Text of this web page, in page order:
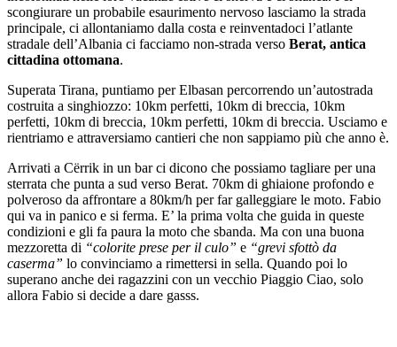
scongiurare un probabile esaurimento nervoso lasciamo la strada
principale, ci allontaniamo dalla costa e reinventadoci l’atlante
stradale dell’Albania ci facciamo non-strada verso Berat, antica
cittadina ottomana.
Superata Tirana, puntiamo per Elbasan percorrendo un’autostrada
costruita a singhiozzo: 10km perfetti, 10km di breccia, 10km
perfetti, 10km di breccia, 10km perfetti, 10km di breccia. Usciamo e
rientriamo e attraversiamo cantieri che non sappiamo più che anno è.
Arrivati a Cërrik in un bar ci dicono che possiamo tagliare per una
sterrata che punta a sud verso Berat. 70km di ghiaione profondo e
polveroso da affrontare a 80km/h per far galleggiare le moto. Fabio
qui va in panico e si ferma. E’ la prima volta che guida in queste
condizioni e gli fa paura la moto che sbanda. Ma con una buona
mezzoretta di “colorite prese per il culo” e “grevi sfottò da
caserma” lo convinciamo a rimettersi in sella. Quando poi lo
superano anche dei ragazzini con un vecchio Piaggio Ciao, solo
allora Fabio si decide a dare gasss.